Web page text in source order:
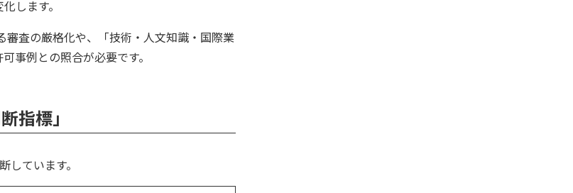
します。
審査の厳格化や、「技術・人文知識・国際業
事例との照合が必要です。
指標」
ています。